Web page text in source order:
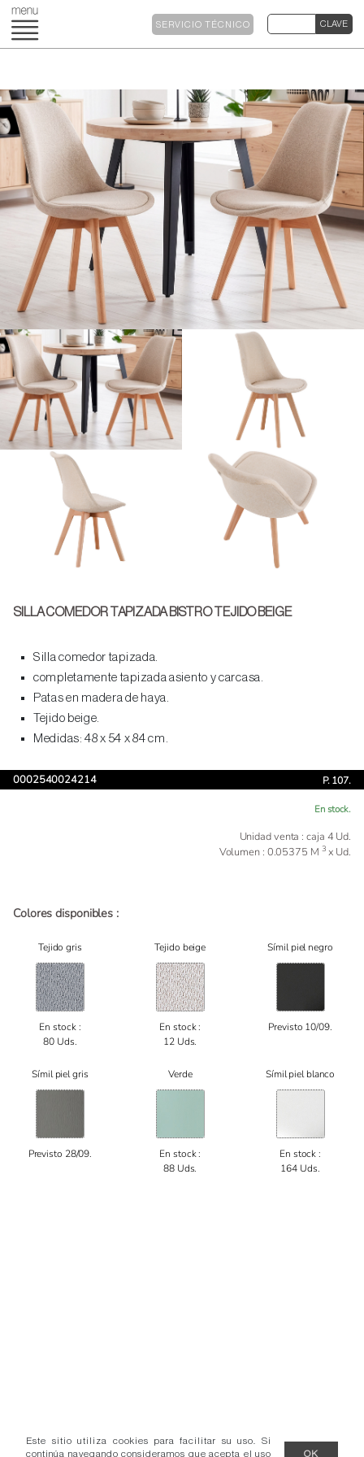
Este sitio utiliza cookies para facilitar su uso. Si
continúa navegando consideramos que acepta el uso
OK
SERVICIO TÉCNICO
SILLA COMEDOR TAPIZADA BISTRO TEJIDO BEIGE
Silla comedor tapizada.
completamente tapizada asiento y carcasa.
Patas en madera de haya.
Tejido beige.
Medidas: 48 x 54 x 84 cm.
0002540024214 P. 107.
En stock.
Unidad venta : caja 4 Ud.
Volumen : 0.05375 M 3 x Ud.
Colores disponibles :
Tejido gris
En stock :
80 Uds.
Tejido beige
En stock :
12 Uds.
Símil piel negro
Previsto 10/09.
Símil piel gris
Previsto 28/09.
Verde
En stock :
88 Uds.
Símil piel blanco
En stock :
164 Uds.